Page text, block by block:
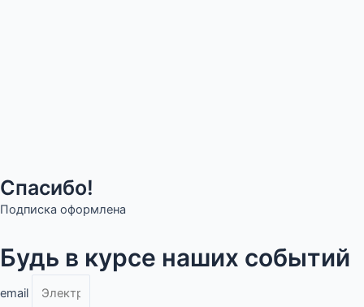
Спасибо!
Подписка оформлена
Будь в курсе наших событий
email